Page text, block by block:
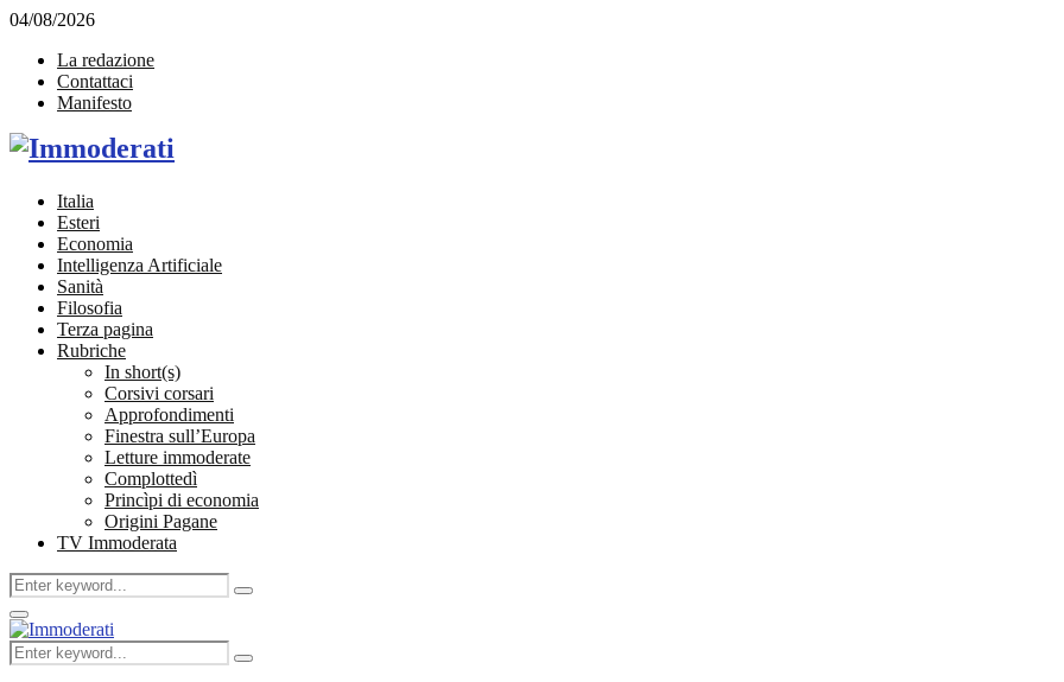
04/08/2026
La redazione
Contattaci
Manifesto
Facebook
Twitter
Instagram
Linkedin
Email
Italia
Esteri
Economia
Intelligenza Artificiale
Sanità
Filosofia
Terza pagina
Rubriche
In short(s)
Corsivi corsari
Approfondimenti
Finestra sull’Europa
Letture immoderate
Complottedì
Princìpi di economia
Origini Pagane
TV Immoderata
Search
for:
Search
Primary
Menu
Search
for:
Search